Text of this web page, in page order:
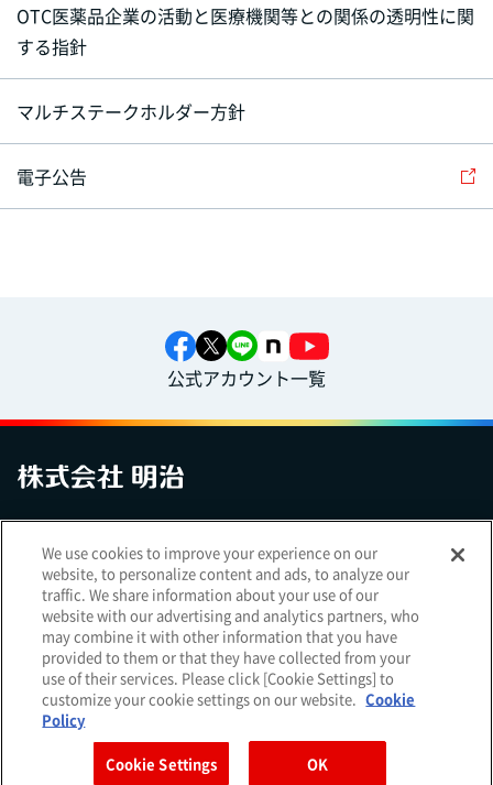
OTC医薬品企業の活動と医療機関等との関係の透明性に関
する指針
マルチステークホルダー方針
電子公告
公式アカウント一覧
アクセシビリティへの対応方針ご利用規約明治グループのDX
Cookie Settings
明治ホールディングス株式会社 （ EN ｜簡体 ）
Meiji Seika ファルマ株式会社
Copyright Meiji Co., Ltd. All Rights Reserved.
We use cookies to improve your experience on our
website, to personalize content and ads, to analyze our
traffic. We share information about your use of our
website with our advertising and analytics partners, who
may combine it with other information that you have
provided to them or that they have collected from your
use of their services. Please click [Cookie Settings] to
customize your cookie settings on our website. Cookie
Policy
Cookie Settings OK